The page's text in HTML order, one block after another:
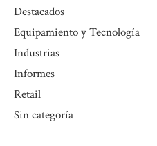
Destacados
Equipamiento y Tecnología
Industrias
Informes
Retail
Sin categoría